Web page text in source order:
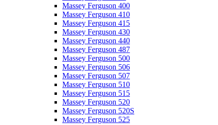
Massey Ferguson 400
Massey Ferguson 410
Massey Ferguson 415
Massey Ferguson 430
Massey Ferguson 440
Massey Ferguson 487
Massey Ferguson 500
Massey Ferguson 506
Massey Ferguson 507
Massey Ferguson 510
Massey Ferguson 515
Massey Ferguson 520
Massey Ferguson 520S
Massey Ferguson 525